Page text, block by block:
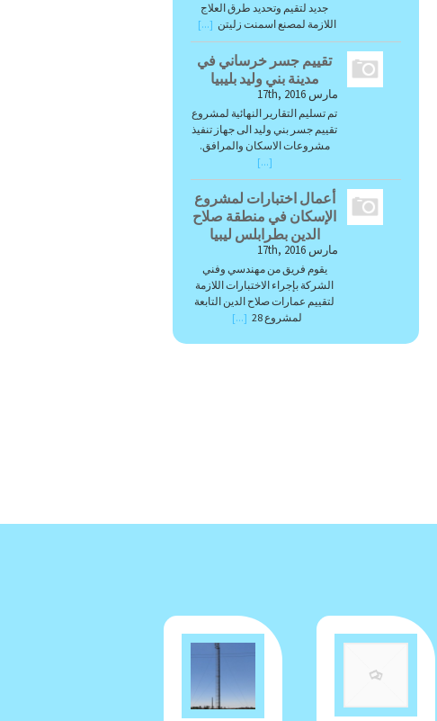
جديد لتقيم وتحديد طرق العلاج
اللازمة لمصنع اسمنت زليتن [...]
تقييم جسر خرساني في
مدينة بني وليد بليبيا
مارس 17th, 2016
تم تسليم التقارير النهائية لمشروع
تقييم جسر بني وليد الى جهاز تنفيذ
مشروعات الاسكان والمرافق.
[...]
أعمال اختبارات لمشروع
الإسكان في منطقة صلاح
الدين بطرابلس ليبيا
مارس 17th, 2016
يقوم فريق من مهندسي وفني
الشركة بإجراء الاختبارات اللازمة
لتقييم عمارات صلاح الدين التابعة
لمشروع 28
[...]